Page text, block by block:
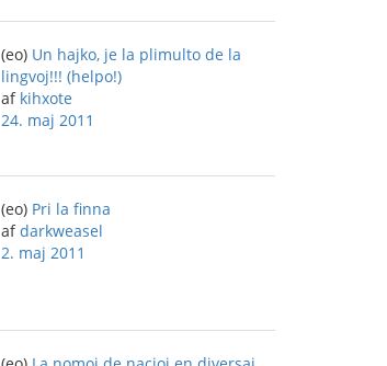
(eo) Un hajko, je la plimulto de la
lingvoj!!! (helpo!)
af kihxote
24. maj 2011
(eo) Pri la finna
afdarkweasel
2. maj 2011